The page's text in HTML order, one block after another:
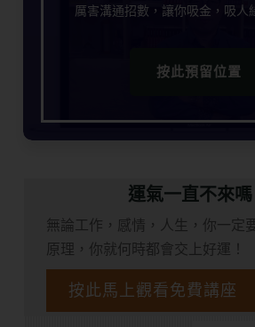
厲害溝通招數，讓你吸金，吸人
按此預留位置
運氣一直不來嗎
無論工作，感情，人生，你一定
原理，你就何時都會交上好運！
按此馬上觀看免費講座